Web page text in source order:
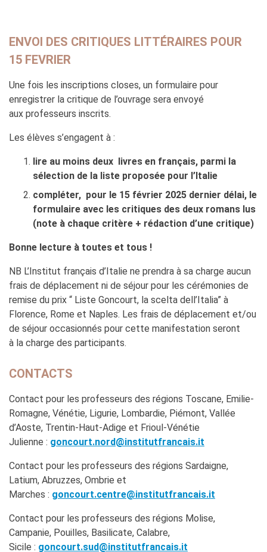
ENVOI DES CRITIQUES LITTÉRAIRES POUR
15 FEVRIER
Une fois les inscriptions closes, un formulaire pour
enregistrer la critique de l’ouvrage sera envoyé
aux professeurs inscrits.
Les élèves s’engagent à :
lire au moins deux livres en français, parmi la
sélection de la liste proposée pour l’Italie
compléter, pour le 15 février 2025 dernier délai, le
formulaire avec les critiques des deux romans lus
(note à chaque critère + rédaction d’une critique)
Bonne lecture à toutes et tous !
NB L’Institut français d’Italie ne prendra à sa charge aucun
frais de déplacement ni de séjour pour les cérémonies de
remise du prix “ Liste Goncourt, la scelta dell’Italia” à
Florence, Rome et Naples. Les frais de déplacement et/ou
de séjour occasionnés pour cette manifestation seront
à la charge des participants.
CONTACTS
Contact pour les professeurs des régions Toscane, Emilie-
Romagne, Vénétie, Ligurie, Lombardie, Piémont, Vallée
d’Aoste, Trentin-Haut-Adige et Frioul-Vénétie
Julienne : goncourt.nord@institutfrancais.it
Contact pour les professeurs des régions Sardaigne,
Latium, Abruzzes, Ombrie et
Marches : goncourt.centre@institutfrancais.it
Contact pour les professeurs des régions Molise,
Campanie, Pouilles, Basilicate, Calabre,
Sicile : goncourt.sud@institutfrancais.it